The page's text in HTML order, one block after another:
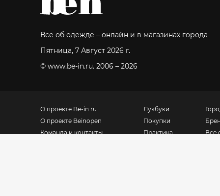
Все об одежде – онлайн и в магазинах города
Пятница, 7 Август 2026 г.
© www.be-in.ru. 2006 – 2026
О проекте Be-in.ru
О проекте Beinopen
Команда и контакты
Лукбуки
Покупки
Практика
Все